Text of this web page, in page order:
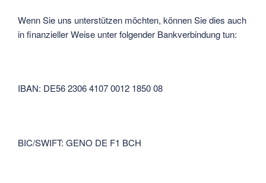
Wenn Sie uns unterstützen möchten, können Sie dies auch
in finanzieller Weise unter folgender Bankverbindung tun:
IBAN: DE56 2306 4107 0012 1850 08
BIC/SWIFT: GENO DE F1 BCH